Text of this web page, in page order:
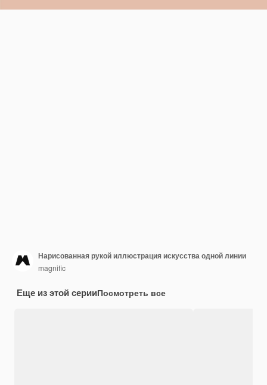
Нарисованная рукой иллюстрация искусства одной линии
magnific
Еще из этой серииПосмотреть все